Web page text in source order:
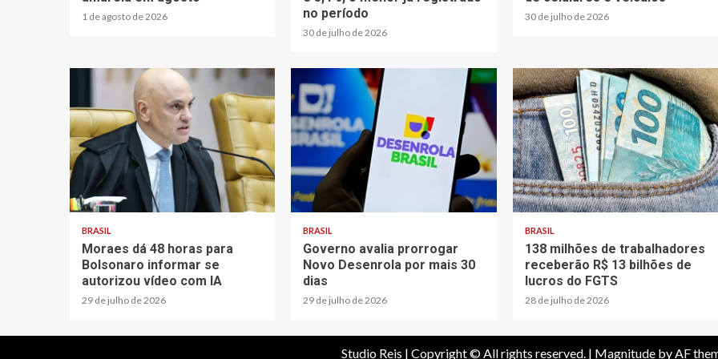
1 de agosto de 2026
no período
30 de julho de 2026
30 de julho de 2026
BRASIL
Moraes dá 48 horas para
Bolsonaro informar se
autorizou vídeo com IA
29 de julho de 2026
BRASIL
Governo avalia prorrogar
Novo Desenrola por mais 30
dias
29 de julho de 2026
BRASIL
138 milhões de trabalhadores
receberão R$ 13 bilhões de
lucros do FGTS
28 de julho de 2026
Studio Reis | Copyright © All rights reserved. | Magnitude by AF